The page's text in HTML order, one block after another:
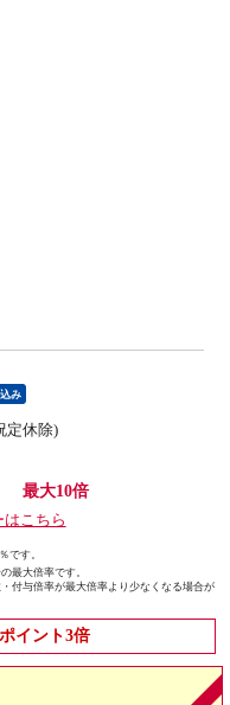
み
定休除)
最大10倍
こちら
です。
最大倍率です。
付与倍率が最大倍率より少なくなる場合が
イント3倍